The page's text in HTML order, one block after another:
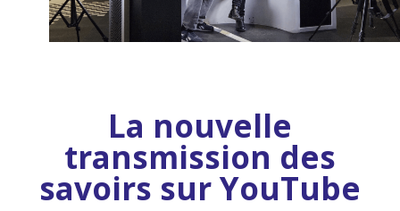
La nouvelle
transmission des
savoirs sur YouTube